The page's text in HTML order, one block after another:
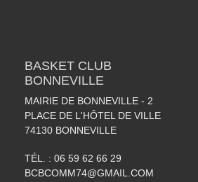
BASKET CLUB
BONNEVILLE
MAIRIE DE BONNEVILLE - 2
PLACE DE L'HÔTEL DE VILLE
74130 BONNEVILLE
TÉL. : 06 59 62 66 29
BCBCOMM74@GMAIL.COM